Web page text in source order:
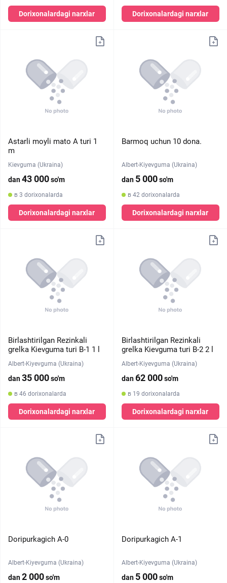
Dorixonalardagi narxlar Dorixonalardagi narxlar
Astarli moyli mato A turi 1
m
Kievguma (Ukraina)
dan43 000so'm
в 3 dorixonalarda
Dorixonalardagi narxlar
Barmoq uchun 10 dona.
Albert-Kiyevguma (Ukraina)
dan 5 000so'm
в 42 dorixonalarda
Dorixonalardagi narxlar
Birlashtirilgan Rezinkali
grelka Kievguma turi B-1 1 l
Albert-Kiyevguma (Ukraina)
dan35 000so'm
в 46 dorixonalarda
Dorixonalardagi narxlar
Birlashtirilgan Rezinkali
grelka Kievguma turi B-2 2 l
Albert-Kiyevguma (Ukraina)
dan62 000so'm
в 19 dorixonalarda
Dorixonalardagi narxlar
Doripurkagich A-0
Albert-Kiyevguma (Ukraina)
dan2 000so'm
Doripurkagich A-1
Albert-Kiyevguma (Ukraina)
dan 5 000so'm